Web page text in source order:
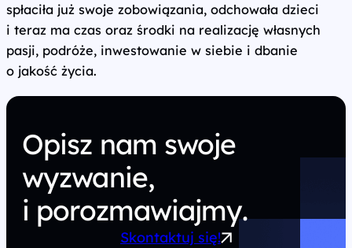
spłaciła już swoje zobowiązania, odchowała dzieci
i teraz ma czas oraz środki na realizację własnych
pasji, podróże, inwestowanie w siebie i dbanie
o jakość życia.
Opisz nam swoje
wyzwanie,
i porozmawiajmy.
Skontaktuj się!